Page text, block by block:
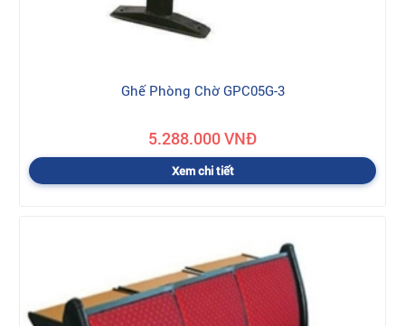
Ghế Phòng Chờ GPC05G-3
5.288.000 VNĐ
Xem chi tiết